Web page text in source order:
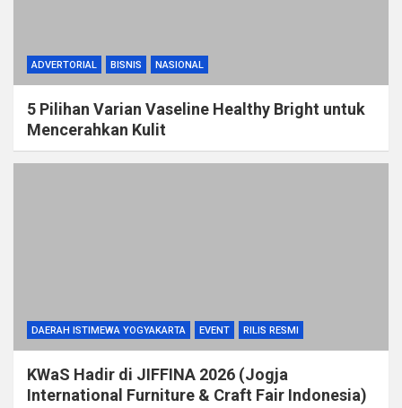
ADVERTORIAL BISNIS NASIONAL
5 Pilihan Varian Vaseline Healthy Bright untuk
Mencerahkan Kulit
DAERAH ISTIMEWA YOGYAKARTA EVENT RILIS RESMI
KWaS Hadir di JIFFINA 2026 (Jogja
International Furniture & Craft Fair Indonesia)